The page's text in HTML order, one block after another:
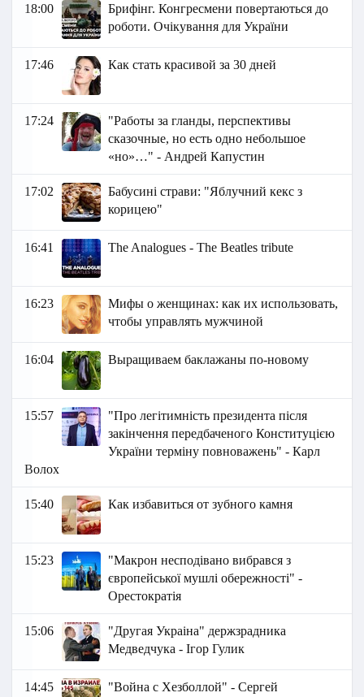
18:00
Брифінг. Конгресмени повертаються до
роботи. Очікування для України
17:46 Как стать красивой за 30 дней
17:24
"Работы за гланды, перспективы
сказочные, но есть одно небольшое
«но»…" - Андрей Капустин
17:02
Бабусині страви: "Яблучний кекс з
корицею"
16:41 The Analogues - The Beatles tribute
16:23
Мифы о женщинах: как их использовать,
чтобы управлять мужчиной
16:04 Выращиваем баклажаны по-новому
15:57
"Про легітимність президента після
закінчення передбаченого Конституцією
України терміну повноважень" - Карл
Волох
15:40 Как избавиться от зубного камня
15:23
"Макрон несподівано вибрався з
європейської мушлі обережності" -
Орестократія
15:06
"Другая Украіна" держзрадника
Медведчука - Ігор Гулик
14:45
"Война с Хезболлой" - Сергей